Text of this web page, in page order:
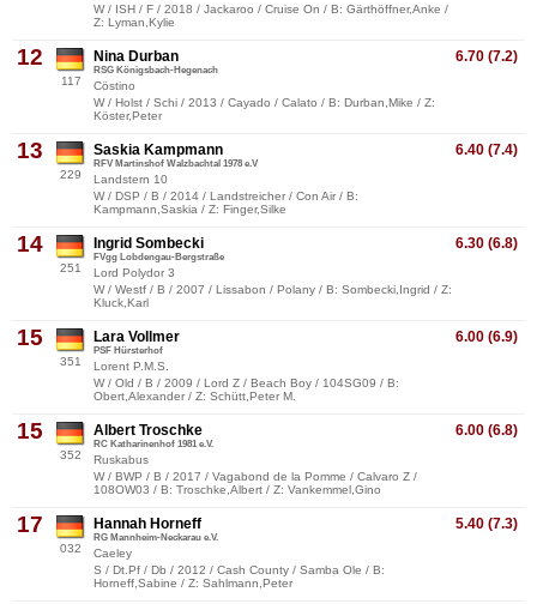
W / ISH / F / 2018 / Jackaroo / Cruise On / B: Gärthöffner,Anke /
Z: Lyman,Kylie
12
117
6.70 (7.2)
Nina Durban
RSG Königsbach-Hegenach
Cöstino
W / Holst / Schi / 2013 / Cayado / Calato / B: Durban,Mike / Z:
Köster,Peter
13
229
6.40 (7.4)
Saskia Kampmann
RFV Martinshof Walzbachtal 1978 e.V
Landstern 10
W / DSP / B / 2014 / Landstreicher / Con Air / B:
Kampmann,Saskia / Z: Finger,Silke
14
251
6.30 (6.8)
Ingrid Sombecki
FVgg Lobdengau-Bergstraße
Lord Polydor 3
W / Westf / B / 2007 / Lissabon / Polany / B: Sombecki,Ingrid / Z:
Kluck,Karl
15
351
6.00 (6.9)
Lara Vollmer
PSF Hürsterhof
Lorent P.M.S.
W / Old / B / 2009 / Lord Z / Beach Boy / 104SG09 / B:
Obert,Alexander / Z: Schütt,Peter M.
15
352
6.00 (6.8)
Albert Troschke
RC Katharinenhof 1981 e.V.
Ruskabus
W / BWP / B / 2017 / Vagabond de la Pomme / Calvaro Z /
108OW03 / B: Troschke,Albert / Z: Vankemmel,Gino
17
032
5.40 (7.3)
Hannah Horneff
RG Mannheim-Neckarau e.V.
Caeley
S / Dt.Pf / Db / 2012 / Cash County / Samba Ole / B:
Horneff,Sabine / Z: Sahlmann,Peter